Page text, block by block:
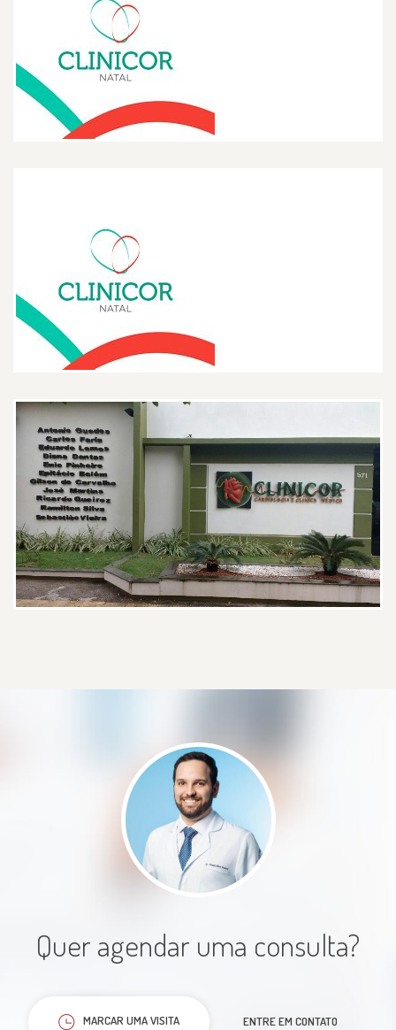
Fui a uma consulta com Dr Thiago
e gostei bastante, um excelente
profissional, atencioso, cuidadoso,
que precisei.
Gostei muito adorei o dr é
espetacular vou indicar a todos
meus amigos
Muito atencioso, explicando tudo
com detalhes e passou muitos
Uma consulta ótima, bem
detalhada e com uma atenção toda
especial. Excelente médico.
Quer agendar uma consulta?
MARCAR UMA VISITA ENTRE EM CONTATO